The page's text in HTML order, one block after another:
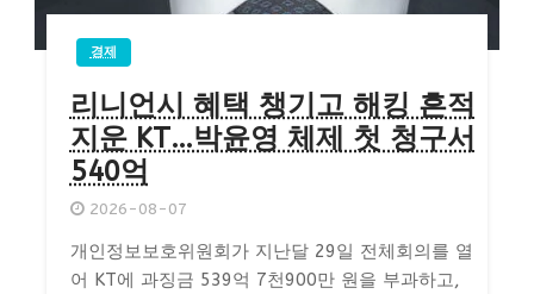
경제
리니언시 혜택 챙기고 해킹 흔적
지운 KT…박윤영 체제 첫 청구서
540억
2026-08-07
개인정보보호위원회가 지난달 29일 전체회의를 열
어 KT에 과징금 539억 7천900만 원을 부과하고,